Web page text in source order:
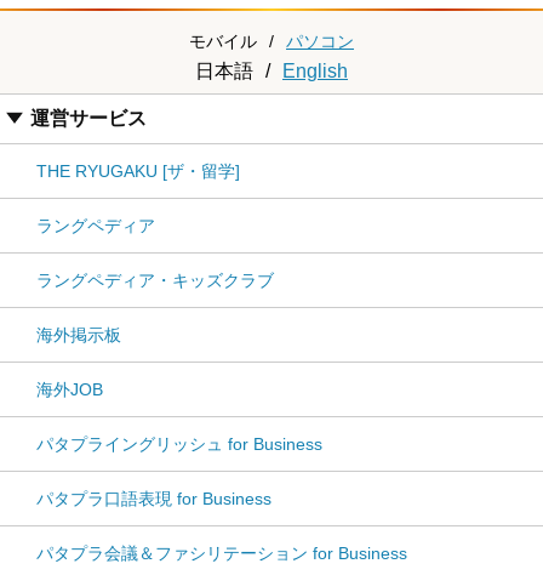
モバイル / パソコン
日本語 / English
運営サービス
THE RYUGAKU [ザ・留学]
ラングペディア
ラングペディア・キッズクラブ
海外掲示板
海外JOB
パタプライングリッシュ for Business
パタプラ口語表現 for Business
パタプラ会議＆ファシリテーション for Business